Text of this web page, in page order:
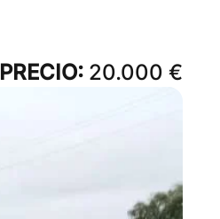
PRECIO: 20.000 €